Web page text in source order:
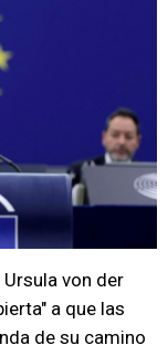
von der
a que las
de su camino